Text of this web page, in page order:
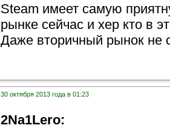
Steam имеет самую
рынке сейчас и хер кто в
Даже вторичный рынок не
30 октября 2013 года в 01:23
2Na1Lero: